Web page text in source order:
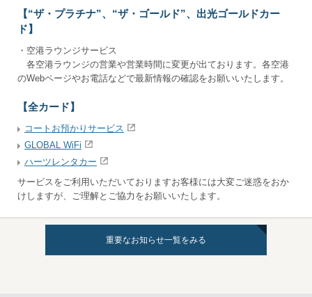
【“ザ・プラチナ”、“ザ・ゴールド”、出光ゴールドカー
ド】
・空港ラウンジサービス
各空港ラウンジの営業や営業時間に変更が出ております。各空港
のWebページやお電話などで最新情報の確認をお願いいたします。
【全カード】
コートお預かりサービス
GLOBAL WiFi
ハーツレンタカー
サービスをご利用いただいておりますお客様には大変ご迷惑をおか
けしますが、ご理解とご協力をお願いいたします。
重要なお知らせ一覧をみる